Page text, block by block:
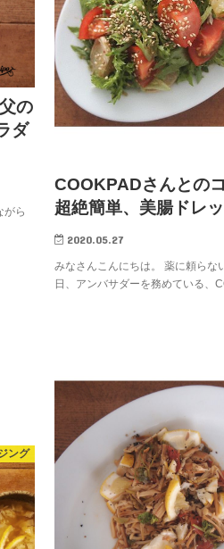
の
ダ
がら
COOKPADさんとの
超絶簡単、美腸ドレ
2020.05.27
みなさんこんにちは。 薬に頼らな
日、アンバサダーを務めている、
ング